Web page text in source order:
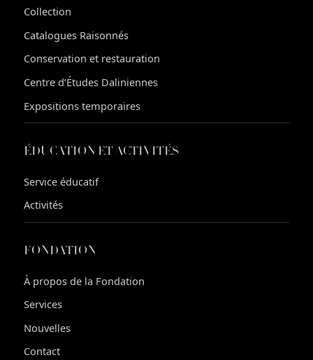
Collection
Catalogues Raisonnés
Conservation et restauration
Centre d’Études Daliniennes
Expositions temporaires
ÉDUCATION ET ACTIVITÉS
Service éducatif
Activités
FONDATION
À propos de la Fondation
Services
Nouvelles
Contact